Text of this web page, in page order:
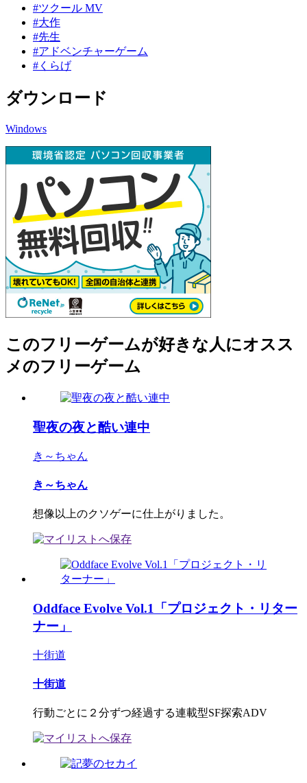
#ツクール MV
#大作
#先生
#アドベンチャーゲーム
#くらげ
ダウンロード
Windows
このフリーゲームが好きな人にオスス
メのフリーゲーム
聖夜の夜と酷い連中
き～ちゃん
き～ちゃん
想像以上のクソゲーに仕上がりました。
Oddface Evolve Vol.1「プロジェクト・リター
ナー」
十街道
十街道
行動ごとに２分ずつ経過する連載型SF探索ADV